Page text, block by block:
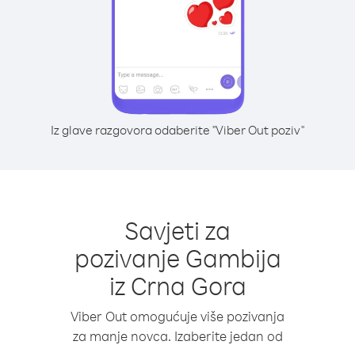
Iz glave razgovora odaberite "Viber Out poziv"
Savjeti za
pozivanje Gambija
iz Crna Gora
Viber Out omogućuje više pozivanja
za manje novca. Izaberite jedan od